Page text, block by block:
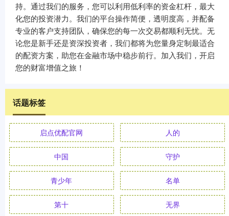
持。通过我们的服务，您可以利用低利率的资金杠杆，最大
化您的投资潜力。我们的平台操作简便，透明度高，并配备
专业的客户支持团队，确保您的每一次交易都顺利无忧。无
论您是新手还是资深投资者，我们都将为您量身定制最适合
的配资方案，助您在金融市场中稳步前行。加入我们，开启
您的财富增值之旅！
话题标签
启点优配官网 人的
中国 守护
青少年 名单
第十 无界